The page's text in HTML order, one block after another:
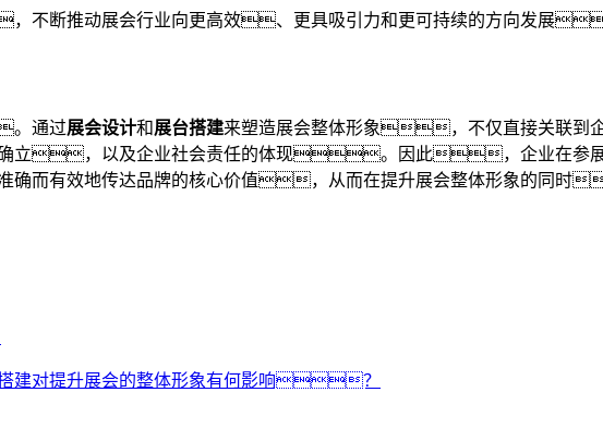
不断推动展会行业向更高效、更具吸引力和更可持续的方向发展
。通过展会设计和展台搭建来塑造展会整体形象，不仅直接关联到
立，以及企业社会责任的体现。因此，企业在参展
有效地传达品牌的核心价值，从而在提升展会整体形象的同时
建对提升展会的整体形象有何影响？